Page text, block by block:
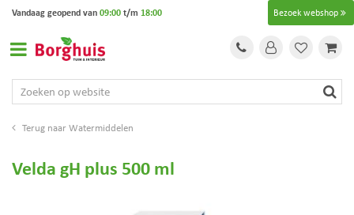
Watermiddelen
Bezoek webshop
Vandaag geopend van09:00t/m 18:00
Velda gH plus 500 ml